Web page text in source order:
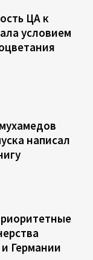
ЦА к
условием
написал
Германии